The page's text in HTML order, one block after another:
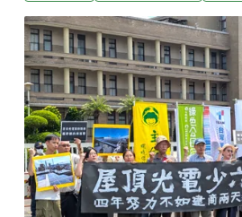
河鄉都蘭休閒渡假村開發計畫」
計畫於台東縣東河鄉設置休閒渡
公頃，位於東部海岸國家風景區
遺址、奇觀遺址與五線IV遺址。
大樓及18棟豪華別墅，預計引進
（’Etolan）部落頭目徐寬平表示
意見，他希望開發商能夠多與部
到提升，「部落原本就應該要進步
其他東河鄉居民支持開發案，認為